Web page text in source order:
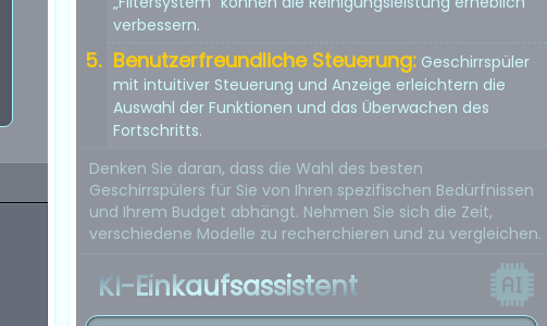
verbessern.
Benutzerfreundliche Steuerung: Geschirrspüler
mit intuitiver Steuerung und Anzeige erleichtern die
Auswahl der Funktionen und das Überwachen des
Fortschritts.
Denken Sie daran, dass die Wahl des besten
Geschirrspülers für Sie von Ihren spezifischen Bedürfnissen
und Ihrem Budget abhängt. Nehmen Sie sich die Zeit,
verschiedene Modelle zu recherchieren und zu vergleichen.
KI-Einkaufsassistent